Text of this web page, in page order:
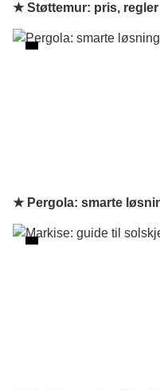
★ Støttemur: pris,
★ Pergola: smarte